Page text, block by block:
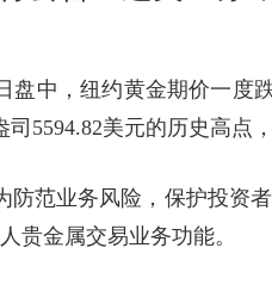
盘中，纽约黄金期价一度
5594.82美元的历史高点，
防范业务风险，保护投资
贵金属交易业务功能。